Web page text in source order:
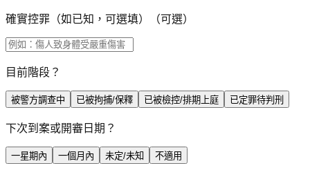
確實控罪（如已知，可選填） （可選）
目前階段？
被警方調查中 已被拘捕/保釋 已被檢控/排期上庭 已定罪待判刑
下次到案或開審日期？
一星期內 一個月內 未定/未知 不適用